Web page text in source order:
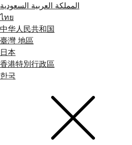
المملكة العربية السعودية
ไทย
中华人民共和国
臺灣 地區
日本
香港特別行政區
한국